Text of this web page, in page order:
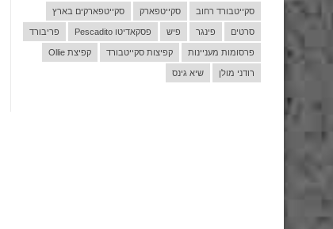
סקייטבורד רחוב סקייטפארק סקייטפארקים בארץ
סרטים פינגר פיש פסקאדיטו Pescadito פריבורד
פרסומות מעניינות קפיצות סקייטבורד קפיצת Ollie
רודני מולן שיא גינס